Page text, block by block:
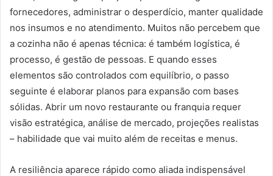
fornecedores, administrar o desperdício, manter qualidade
nos insumos e no atendimento. Muitos não percebem que
a cozinha não é apenas técnica: é também logística, é
processo, é gestão de pessoas. E quando esses
elementos são controlados com equilíbrio, o passo
seguinte é elaborar planos para expansão com bases
sólidas. Abrir um novo restaurante ou franquia requer
visão estratégica, análise de mercado, projeções realistas
– habilidade que vai muito além de receitas e menus.
A resiliência aparece rápido como aliada indispensável